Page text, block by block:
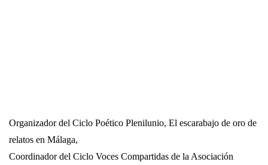
Organizador del Ciclo Poético Plenilunio, El escarabajo de oro de
relatos en Málaga,
Coordinador del Ciclo Voces Compartidas de la Asociación